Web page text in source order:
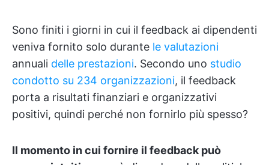
Sono finiti i giorni in cui il feedback ai dipendenti
veniva fornito solo durante le valutazioni
annuali delle prestazioni. Secondo uno studio
condotto su 234 organizzazioni, il feedback
porta a risultati finanziari e organizzativi
positivi, quindi perché non fornirlo più spesso?
Il momento in cui fornire il feedback può